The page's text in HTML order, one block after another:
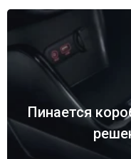
Пинается